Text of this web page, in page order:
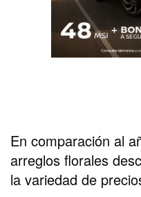
En comparación al
arreglos florales
la variedad de